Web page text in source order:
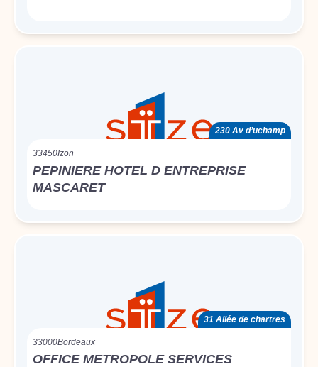
230 Av d’uchamp
33450Izon
PEPINIERE HOTEL D ENTREPRISE
MASCARET
31 Allée de chartres
33000Bordeaux
OFFICE METROPOLE SERVICES